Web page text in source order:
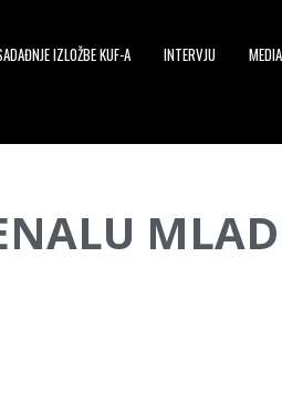
IZLOŽBE KUF-A INTERVJU